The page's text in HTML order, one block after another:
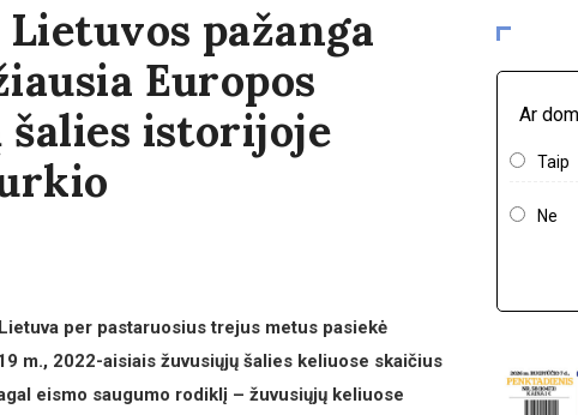
pažanga
Europos
šalies istorijoje
per pastaruosius trejus metus pasiekė
m., 2022-aisiais žuvusiųjų šalies keliuose skaičius
eismo saugumo rodiklį – žuvusiųjų keliuose
Ar
Taip
Ne